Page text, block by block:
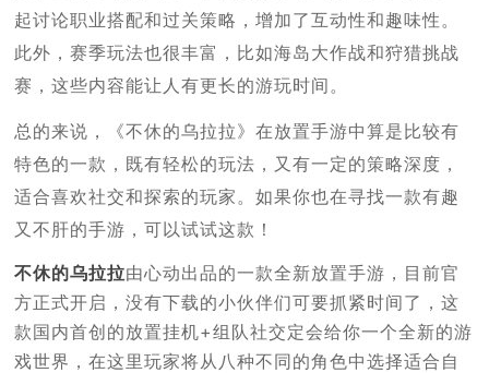
起讨论职业搭配和过关策略，增加了互动性和趣味性。
此外，赛季玩法也很丰富，比如海岛大作战和狩猎挑战
赛，这些内容能让人有更长的游玩时间。
总的来说，《不休的乌拉拉》在放置手游中算是比较有
特色的一款，既有轻松的玩法，又有一定的策略深度，
适合喜欢社交和探索的玩家。如果你也在寻找一款有趣
又不肝的手游，可以试试这款！
不休的乌拉拉由心动出品的一款全新放置手游，目前官
方正式开启，没有下载的小伙伴们可要抓紧时间了，这
款国内首创的放置挂机+组队社交定会给你一个全新的游
戏世界，在这里玩家将从八种不同的角色中选择适合自